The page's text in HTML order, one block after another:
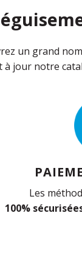
un grand
jour notre
Les
100%